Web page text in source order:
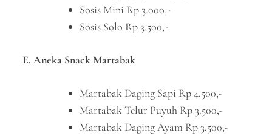
Sosis Mini Rp 3.000,-
Sosis Solo Rp 3.500,-
E. Aneka Snack Martabak
Martabak Daging Sapi Rp 4.500,-
Martabak Telur Puyuh Rp 3.500,-
Martabak Daging Ayam Rp 3.500,-